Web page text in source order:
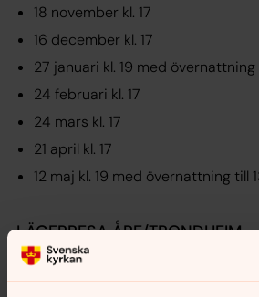
18 november kl. 17
16 december kl. 17
27 januari kl. 19 med
24 februari kl. 17
24 mars kl. 17
21 april kl. 17
12 maj kl. 19 med övernattning till
LÄGERRESA ÅRE/TRONDHEIM
Vi åker till ÅRE/TRONDHEIM 10-15
för resan meddelas senare.